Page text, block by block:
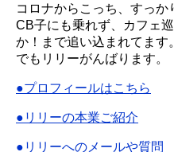
コロナからこっち、すっか
CB子にも乗れず、カフェ
か！まで追い込まれてます。
でもリリーがんばります。
●プロフィールはこちら
●リリーの本業ご紹介
●リリーへのメールや質問